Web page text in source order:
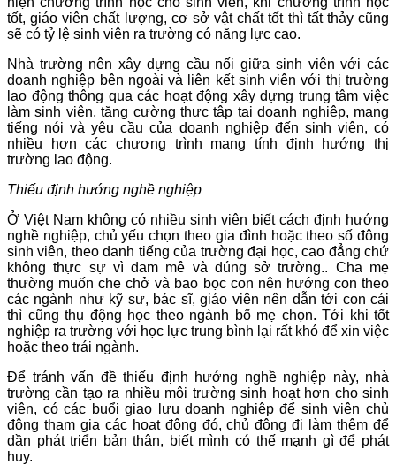
tốt, giáo viên chất lượng, cơ sở vật chất tốt thì tất thảy cũng
sẽ có tỷ lệ sinh viên ra trường có năng lực cao.
Nhà trường nên xây dựng cầu nối giữa sinh viên với các
doanh nghiệp bên ngoài và liên kết sinh viên với thị trường
lao động thông qua các hoạt động xây dựng trung tâm việc
làm sinh viên, tăng cường thực tập tại doanh nghiệp, mang
tiếng nói và yêu cầu của doanh nghiệp đến sinh viên, có
nhiều hơn các chương trình mang tính định hướng thị
trường lao động.
Thiếu định hướng nghề nghiệp
Ở Việt Nam không có nhiều sinh viên biết cách định hướng
nghề nghiệp, chủ yếu chọn theo gia đình hoặc theo số đông
sinh viên, theo danh tiếng của trường đại học, cao đẳng chứ
không thực sự vì đam mê và đúng sở trường.. Cha mẹ
thường muốn che chở và bao bọc con nên hướng con theo
các ngành như kỹ sư, bác sĩ, giáo viên nên dẫn tới con cái
thì cũng thụ động học theo ngành bố mẹ chọn. Tới khi tốt
nghiệp ra trường với học lực trung bình lại rất khó để xin việc
hoặc theo trái ngành.
Để tránh vấn đề thiếu định hướng nghề nghiệp này, nhà
trường cần tạo ra nhiều môi trường sinh hoạt hơn cho sinh
viên, có các buổi giao lưu doanh nghiệp để sinh viên chủ
động tham gia các hoạt động đó, chủ động đi làm thêm để
dần phát triển bản thân, biết mình có thế mạnh gì để phát
huy.